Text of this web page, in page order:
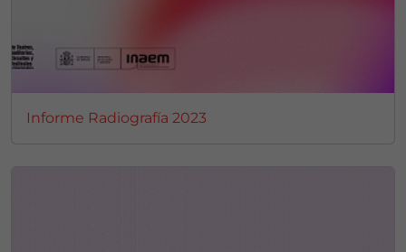
Informe Radiografía 2023